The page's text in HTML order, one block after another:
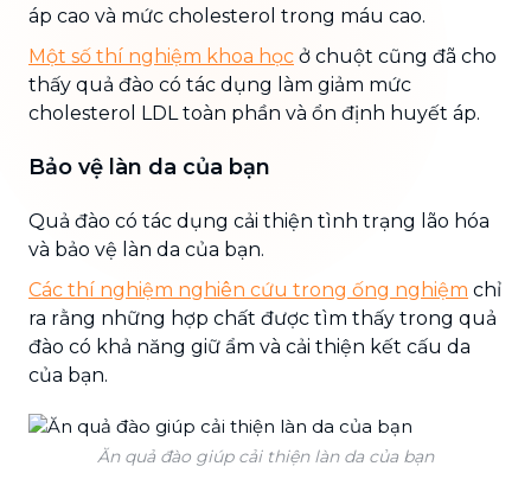
áp cao và mức cholesterol trong máu cao.
Một số thí nghiệm khoa học ở chuột cũng đã cho
thấy quả đào có tác dụng làm giảm mức
cholesterol LDL toàn phần và ổn định huyết áp.
Bảo vệ làn da của bạn
Quả đào có tác dụng cải thiện tình trạng lão hóa
và bảo vệ làn da của bạn.
Các thí nghiệm nghiên cứu trong ống nghiệm chỉ
ra rằng những hợp chất được tìm thấy trong quả
đào có khả năng giữ ẩm và cải thiện kết cấu da
của bạn.
Ăn quả đào giúp cải thiện làn da của bạn